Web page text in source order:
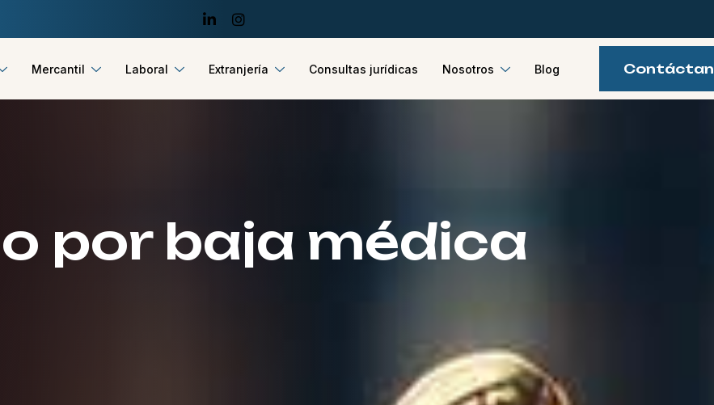
Mercantil Laboral Extranjería Consultas jurídicas Nosotros Blog
por baja médica